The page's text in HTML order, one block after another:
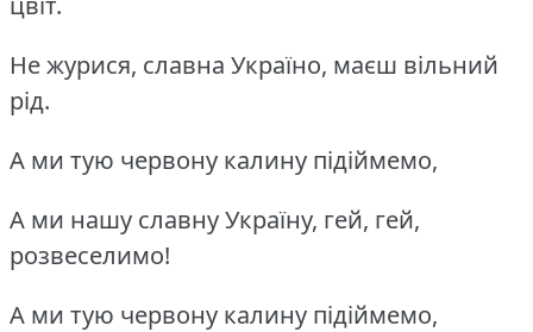
Не журися, славна Україно, маєш вільний
рід.
А ми тую червону калину підіймемо,
А ми нашу славну Україну, гей, гей,
розвеселимо!
А ми тую червону калину підіймемо,